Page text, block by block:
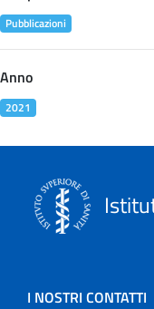
Pubblicazioni
Anno
2021
I NOSTRI CONTATTI